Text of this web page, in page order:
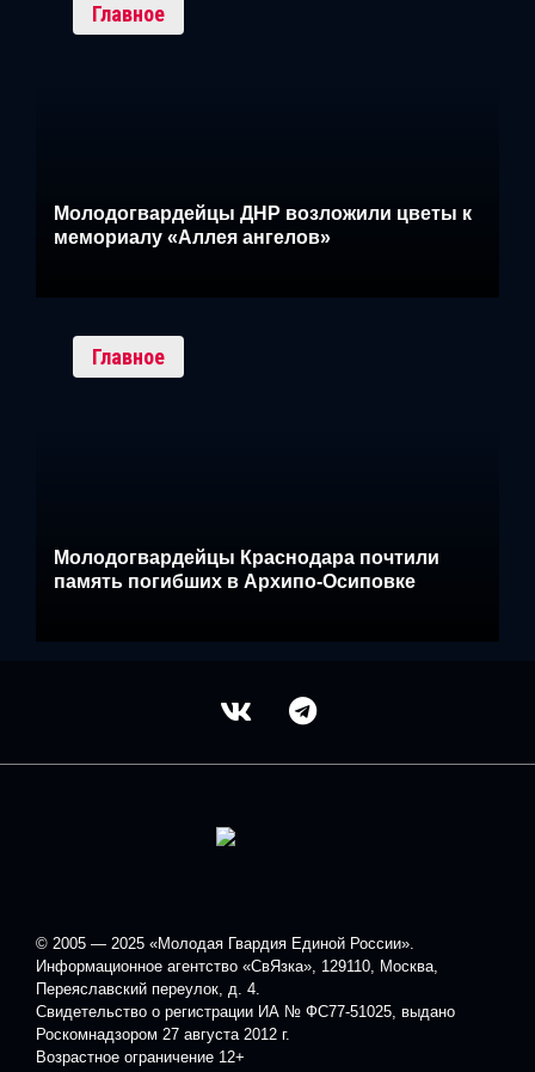
Главное
Молодогвардейцы ДНР возложили цветы к
мемориалу «Аллея ангелов»
Главное
Молодогвардейцы Краснодара почтили
память погибших в Архипо-Осиповке
© 2005 — 2025 «Молодая Гвардия Единой России».
Информационное агентство «СвЯзка», 129110, Москва,
Переяславский переулок, д. 4.
Свидетельство о регистрации ИА № ФС77-51025, выдано
Роскомнадзором 27 августа 2012 г.
Возрастное ограничение 12+